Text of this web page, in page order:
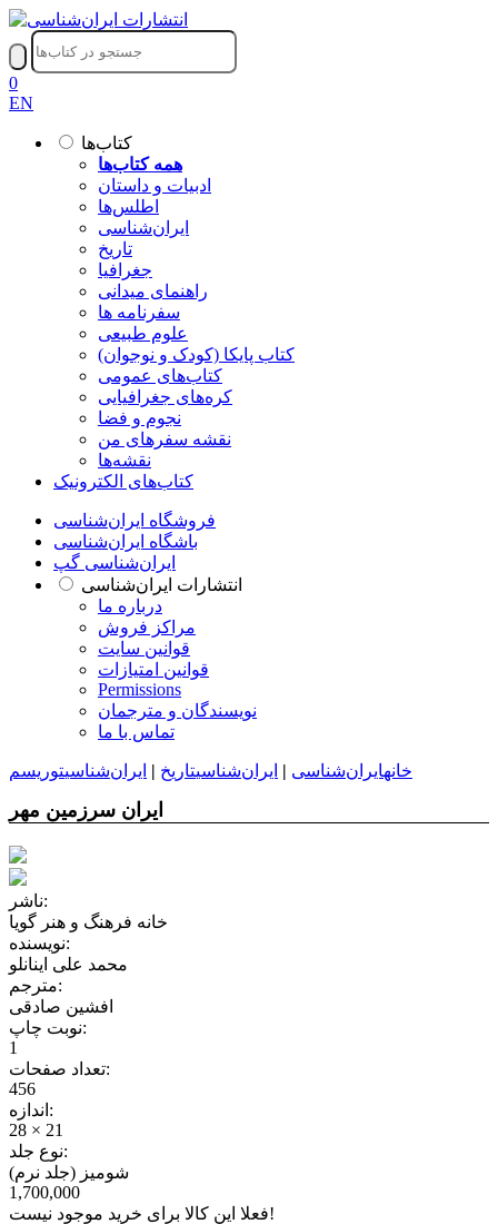
0
EN
کتاب‌ها
همه کتاب‌ها
ادبیات و داستان
اطلس‌ها
ایران‌شناسی
تاریخ
جغرافیا
راهنمای میدانی
سفرنامه‌ ها
علوم طبیعی
کتاب‌ پایکا (کودک و نوجوان)
کتاب‌های عمومی
کره‌های جغرافیایی
نجوم و فضا
نقشه سفرهای من
نقشه‌ها
کتاب‌های الکترونیک
فروشگاه ایران‌شناسی
باشگاه ایران‌شناسی
ایران‌شناسی گپ
انتشارات ایران‌شناسی
درباره ما
مراکز فروش
قوانین سایت
قوانین امتیازات
Permissions
نویسندگان و مترجمان
تماس با ما
خانهایران‌شناسی | ایران‌شناسیتاریخ | ایران‌شناسیتوریسم
ایران سرزمین مهر
ناشر:
خانه فرهنگ و هنر گویا
نویسنده:
محمد علی اینانلو
مترجم:
افشین صادقی
نوبت چاپ:
1
تعداد صفحات:
456
اندازه:
28 × 21
نوع جلد:
شومیز (جلد نرم)
1,700,000
فعلا این کالا برای خرید موجود نیست!